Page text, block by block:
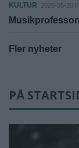
KULTUR 2026-05-20
Fler nyheter
PÅ